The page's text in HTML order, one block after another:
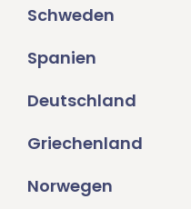
Schweden
Spanien
Deutschland
Griechenland
Norwegen